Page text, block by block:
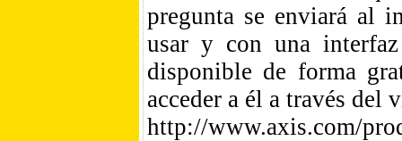
pregunta se enviará al
usar y con una
disponible de forma
acceder a él a través del
http://www.axis.com/